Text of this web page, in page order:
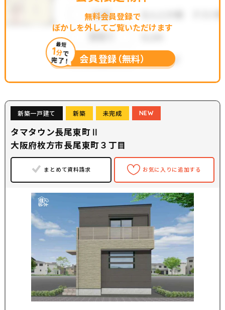
無料会員登録で
ぼかしを外してご覧いただけます
最短
1分で
完了！ 会員登録（無料）
新築一戸建て 新築 未完成 NEW
タマタウン長尾東町Ⅱ
大阪府枚方市長尾東町３丁目
まとめて資料請求 お気に入りに追加する